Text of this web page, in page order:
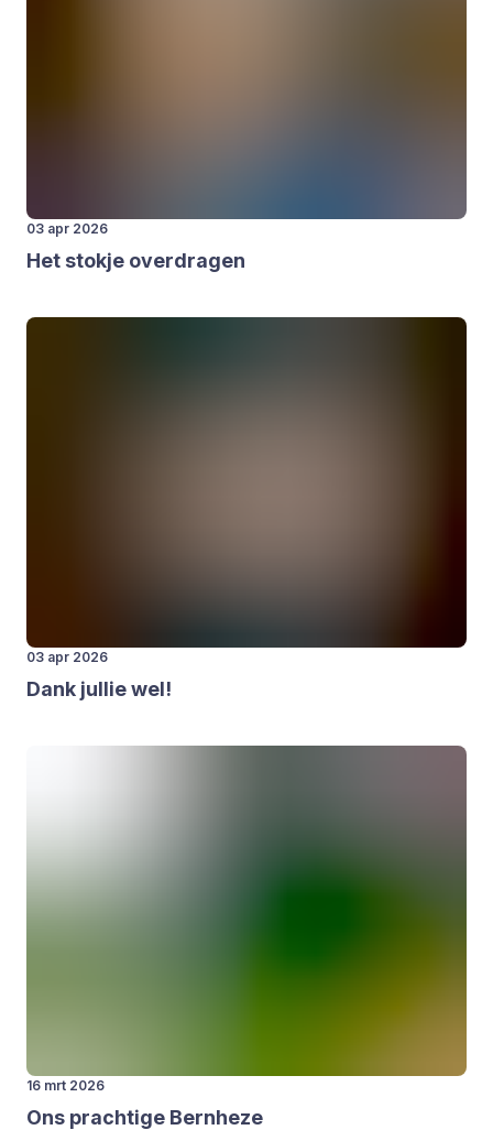
03 apr 2026
Het stok­je over­dra­gen
03 apr 2026
Dank jul­lie wel!
16 mrt 2026
Ons prach­ti­ge Bern­he­ze